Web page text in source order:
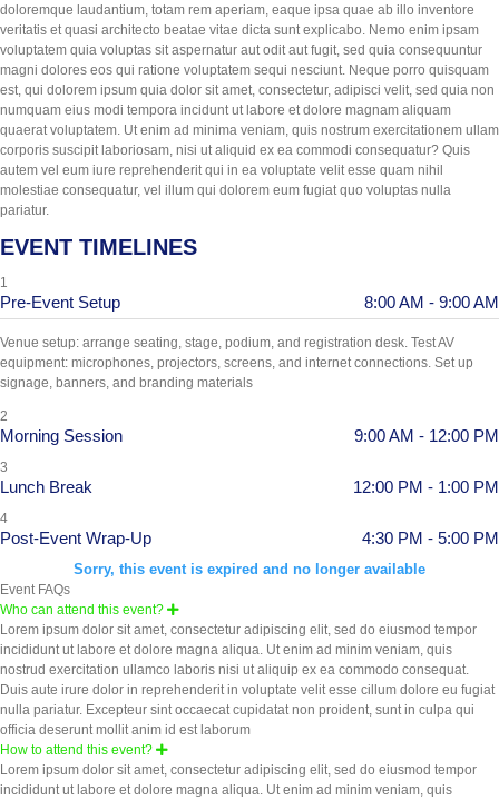
doloremque laudantium, totam rem aperiam, eaque ipsa quae ab illo inventore
veritatis et quasi architecto beatae vitae dicta sunt explicabo. Nemo enim ipsam
voluptatem quia voluptas sit aspernatur aut odit aut fugit, sed quia consequuntur
magni dolores eos qui ratione voluptatem sequi nesciunt. Neque porro quisquam
est, qui dolorem ipsum quia dolor sit amet, consectetur, adipisci velit, sed quia non
numquam eius modi tempora incidunt ut labore et dolore magnam aliquam
quaerat voluptatem. Ut enim ad minima veniam, quis nostrum exercitationem ullam
corporis suscipit laboriosam, nisi ut aliquid ex ea commodi consequatur? Quis
autem vel eum iure reprehenderit qui in ea voluptate velit esse quam nihil
molestiae consequatur, vel illum qui dolorem eum fugiat quo voluptas nulla
pariatur.
EVENT TIMELINES
1
Pre-Event Setup 8:00 AM - 9:00 AM
Venue setup: arrange seating, stage, podium, and registration desk. Test AV
equipment: microphones, projectors, screens, and internet connections. Set up
signage, banners, and branding materials
2
Morning Session 9:00 AM - 12:00 PM
3
Lunch Break 12:00 PM - 1:00 PM
4
Post-Event Wrap-Up 4:30 PM - 5:00 PM
Sorry, this event is expired and no longer available
Event FAQs
Who can attend this event?
Lorem ipsum dolor sit amet, consectetur adipiscing elit, sed do eiusmod tempor
incididunt ut labore et dolore magna aliqua. Ut enim ad minim veniam, quis
nostrud exercitation ullamco laboris nisi ut aliquip ex ea commodo consequat.
Duis aute irure dolor in reprehenderit in voluptate velit esse cillum dolore eu fugiat
nulla pariatur. Excepteur sint occaecat cupidatat non proident, sunt in culpa qui
officia deserunt mollit anim id est laborum
How to attend this event?
Lorem ipsum dolor sit amet, consectetur adipiscing elit, sed do eiusmod tempor
incididunt ut labore et dolore magna aliqua. Ut enim ad minim veniam, quis